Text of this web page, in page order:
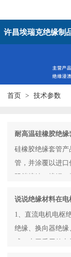
许昌埃瑞克绝缘制
首页 技术参数
耐高温硅橡胶绝缘
硅橡胶绝缘套管
管，并涂覆以进口
阻挡熔铁、熔铜
说说绝缘材料在电
1、直流电机电枢绝缘结构 直流电机电枢绝
绝缘、换向器绝
成。由于采用的